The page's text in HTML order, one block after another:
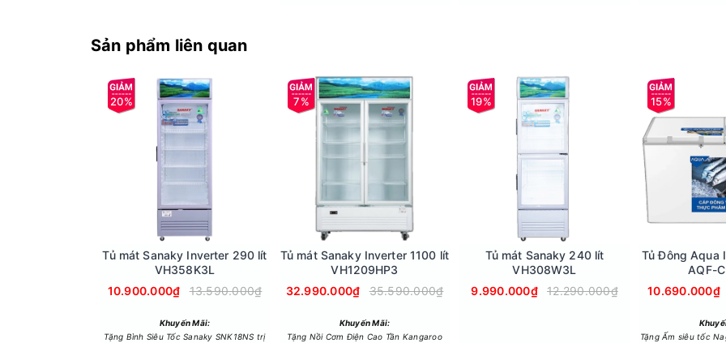
Bánh xe di chuyển tiện lợi
Bánh xe di chuyển tiện lợi là một tính năng hữu ích của nhiều sản phẩm, giúp dễ dàng di chuyển chúng từ nơi
xe, việc di chuyển các thiết bị nặng như tủ lạnh, máy giặt, hoặc hòa vôi trở nên đơn giản hơn và không gây cản
làm sạch, bánh xe giúp bạn di chuyển các vật dụng một cách nhanh chóng và dễ dàng, tiết kiệm thời gian và
Ngoài ra, bánh xe cũng giúp bảo vệ sàn nhà khỏi trầy xước hoặc hỏng hóc do kéo và di chuyển vật dụng trực
chuyển các sản phẩm gia đình hay hàng hóa trong cửa hàng một cách thuận tiện, tiết kiệm công sức và tăng tính
Sản phẩm liên quan
20%
Tủ mát Sanaky Inverter 290 lít
VH358K3L
10.900.000₫
13.590.000₫
Khuyến Mãi:
Tặng Bình Siêu Tốc Sanaky SNK18NS trị
7%
Tủ mát Sanaky Inverter 1100 lít
VH1209HP3
32.990.000₫
35.590.000₫
Khuyến Mãi:
Tặng Nồi Cơm Điện Cao Tần Kangaroo
19%
Tủ mát Sanaky 240 lít
VH308W3L
9.990.000₫
12.290.000₫
15%
Tủ Đông Aqua
AQF-
10.690.000₫
Tặng Ấm siêu tốc